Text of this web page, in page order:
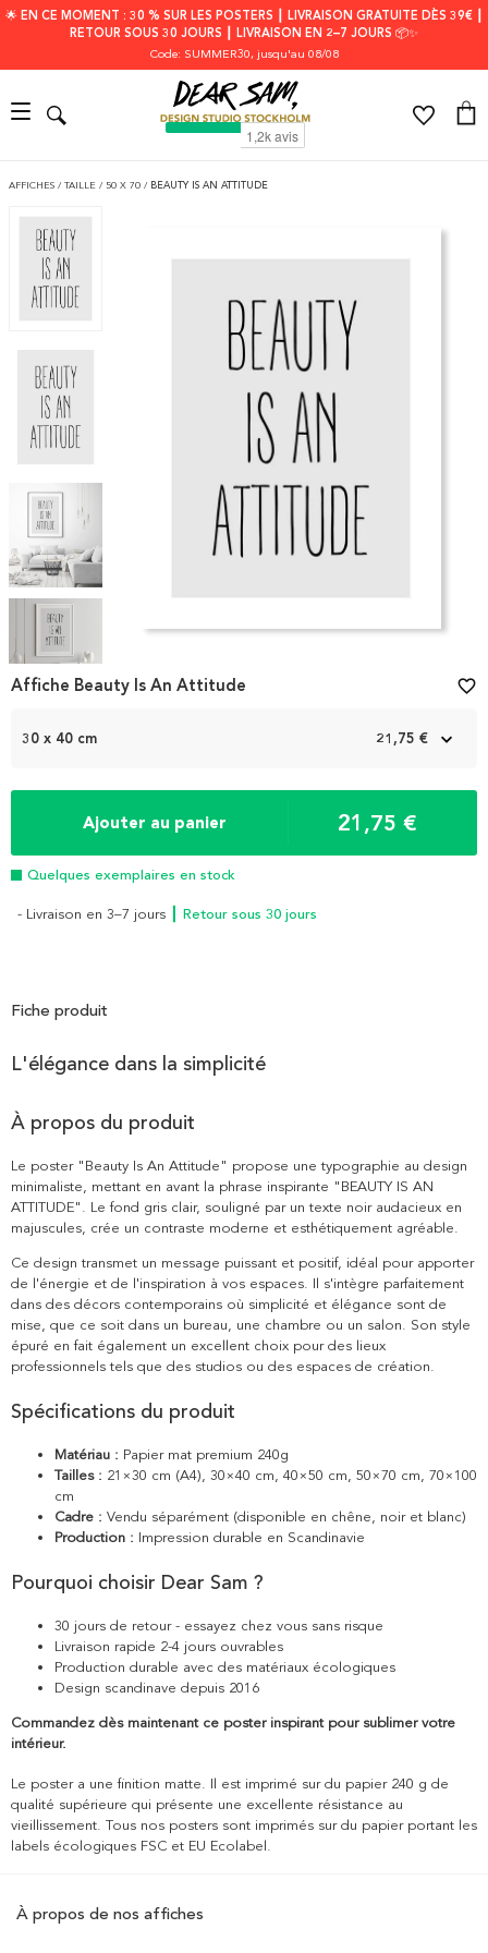
🌟 EN CE MOMENT : 30 % SUR LES POSTERS ┃ LIVRAISON GRATUITE DÈS 39€ ┃
RETOUR SOUS 30 JOURS ┃ LIVRAISON EN 2–7 JOURS 📦✨
Code: SUMMER30, jusqu'au 08/08
AFFICHES / TAILLE / 50 X 70 / BEAUTY IS AN ATTITUDE
Item
1
30 x 40 cm 21,75 €
Ajouter au panier 21,75 €
Quelques exemplaires en stock
- Livraison en 3–7 jours ┃ Retour sous 30 jours
Affiche Beauty Is An Attitude favorite_border
Fiche produit
L'élégance dans la simplicité
À propos du produit
Le poster "Beauty Is An Attitude" propose une typographie au design
minimaliste, mettant en avant la phrase inspirante "BEAUTY IS AN
ATTITUDE". Le fond gris clair, souligné par un texte noir audacieux en
majuscules, crée un contraste moderne et esthétiquement agréable.
Ce design transmet un message puissant et positif, idéal pour apporter
de l'énergie et de l'inspiration à vos espaces. Il s'intègre parfaitement
dans des décors contemporains où simplicité et élégance sont de
mise, que ce soit dans un bureau, une chambre ou un salon. Son style
épuré en fait également un excellent choix pour des lieux
professionnels tels que des studios ou des espaces de création.
Spécifications du produit
Matériau : Papier mat premium 240g
Tailles : 21×30 cm (A4), 30×40 cm, 40×50 cm, 50×70 cm, 70×100
cm
Cadre : Vendu séparément (disponible en chêne, noir et blanc)
Production : Impression durable en Scandinavie
Pourquoi choisir Dear Sam ?
30 jours de retour - essayez chez vous sans risque
Livraison rapide 2-4 jours ouvrables
Production durable avec des matériaux écologiques
Design scandinave depuis 2016
Commandez dès maintenant ce poster inspirant pour sublimer votre
intérieur.
Le poster a une finition matte. Il est imprimé sur du papier 240 g de
qualité supérieure qui présente une excellente résistance au
vieillissement. Tous nos posters sont imprimés sur du papier portant les
labels écologiques FSC et EU Ecolabel.
À propos de nos affiches